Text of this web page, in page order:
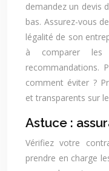
demandez un devis
bas. Assurez-vous
légalité de son
à comparer
recommandations.
comment éviter ?
et transparents sur
Astuce :
Vérifiez votre
prendre en charge